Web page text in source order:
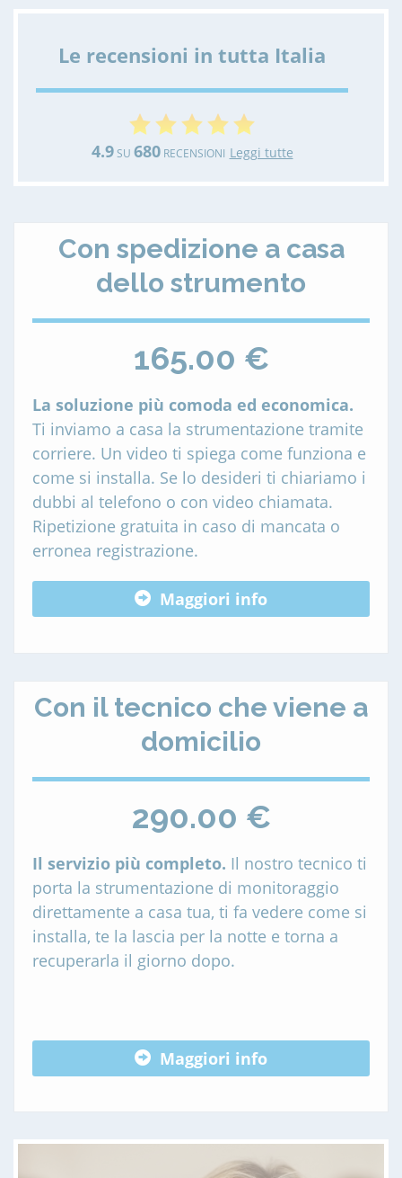
Le recensioni in tutta Italia
4.9SU 680RECENSIONI Leggi tutte
Con spedizione a casa
dello strumento
165.00 €
La soluzione più comoda ed economica.
Ti inviamo a casa la strumentazione tramite
corriere. Un video ti spiega come funziona e
come si installa. Se lo desideri ti chiariamo i
dubbi al telefono o con video chiamata.
Ripetizione gratuita in caso di mancata o
erronea registrazione.
Maggiori info
Con il tecnico che viene a
domicilio
290.00 €
Il servizio più completo. Il nostro tecnico ti
porta la strumentazione di monitoraggio
direttamente a casa tua, ti fa vedere come si
installa, te la lascia per la notte e torna a
recuperarla il giorno dopo.
Maggiori info